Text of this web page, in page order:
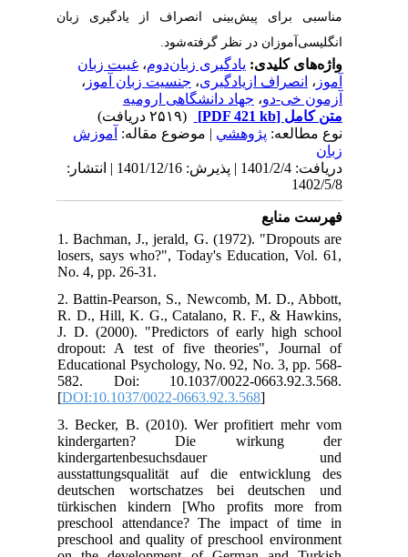
مناسبی برای پیش‌بینی انصراف ‌از‌ یادگیری زبان‌
انگلیسی‌آموزان در نظر گرفته‌شود.
واژه‌های کلیدی:یادگیری زبان‌دوم،غیبت زبان
آموز، انصراف ‌از‌یادگیری،جنسیت زبان آموز،
آزمون خی-دو،جهاد دانشگاهی ارومیه
متن کامل[PDF 421 kb]
نوع مطالعه:پژوهشي| موضوع مقاله:آموزش
زبان
دریافت: 1401/2/4 | پذیرش: 1401/12/16 | انتشار:
1402/5/8
فهرست منابع
1. Bachman, J., jerald, G. (1972). "Dropouts are
losers, says who?", Today's Education, Vol. 61,
No. 4, pp. 26-31.
2. Battin-Pearson, S., Newcomb, M. D., Abbott,
R. D., Hill, K. G., Catalano, R. F., & Hawkins,
J. D. (2000). "Predictors of early high school
dropout: A test of five theories", Journal of
Educational Psychology, No. 92, No. 3, pp. 568-
582. Doi: 10.1037/0022-0663.92.3.568.
[DOI:10.1037/0022-0663.92.3.568
3. Becker, B. (2010). Wer profitiert mehr vom
kindergarten? Die wirkung der
kindergartenbesuchsdauer und
ausstattungsqualität auf die entwicklung des
deutschen wortschatzes bei deutschen und
türkischen kindern [Who profits more from
preschool attendance? The impact of time in
preschool and quality of preschool environment